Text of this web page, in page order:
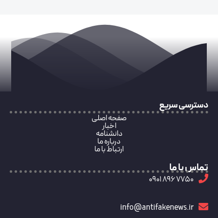
دسترسی سریع
صفحه اصلی
اخبار
دانشنامه
درباره ما
ارتباط با ما
تماس با ما
7750 896 0901
info@antifakenews.ir